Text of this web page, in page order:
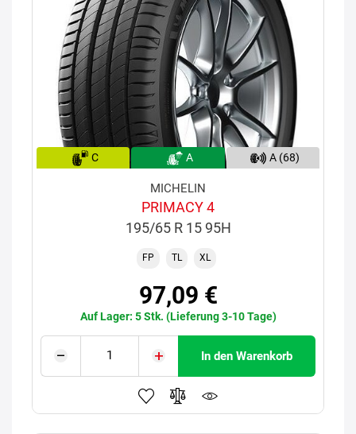
C A A (68)
MICHELIN
PRIMACY 4
195/65 R 15 95H
FP TL XL
97,09 €
Auf Lager: 5 Stk. (Lieferung 3-10 Tage)
In den Warenkorb